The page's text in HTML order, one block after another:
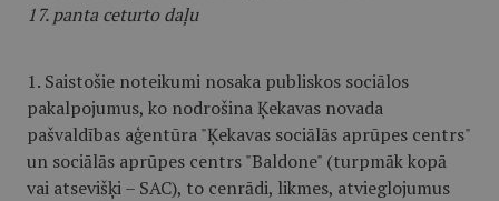
17. panta ceturto daļu
1. Saistošie noteikumi nosaka publiskos sociālos
pakalpojumus, ko nodrošina Ķekavas novada
pašvaldības aģentūra "Ķekavas sociālās aprūpes centrs"
un sociālās aprūpes centrs "Baldone" (turpmāk kopā
vai atsevišķi – SAC), to cenrādi, likmes, atvieglojumus